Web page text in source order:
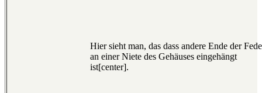
Hier sieht man, das dass andere Ende der
an einer Niete des Gehäuses eingehängt
ist[center].